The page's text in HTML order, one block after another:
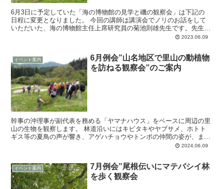
6月3日に予定していた「海の博物館の見学と磯の観察会」は下記の
日程に変更となりました。 今回の講師は講演会でノリのお話をして
いただいた、海の博物館主任上席研究員の菊池則雄先生です。先生は
2023.06.09
イベント案内
6月例会”山名地区で里山の動植物
を訪ねる観察会”のご案内
幹事の沖理事が副代表を務める「ヤマナハウス」をベースに周辺の里
山の生物を観察します。 林道沿いにはキビタキやヤブサメ、ホトト
ギス等の夏鳥の声が響き、アゲハチョウやトンボの仲間の姿が、ま
2024.06.09
イベント案内
7月例会”尾根伝いにマテバシイ林
を歩く観察会